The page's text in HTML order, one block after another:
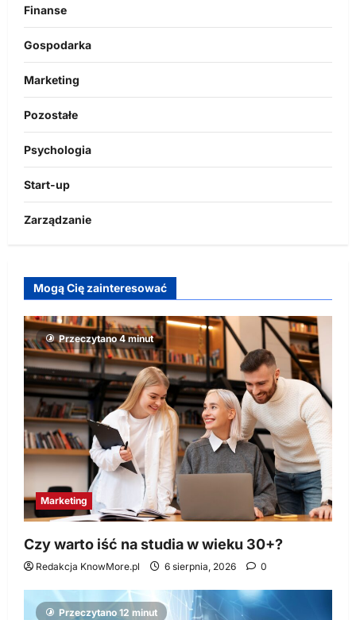
Finanse
Gospodarka
Marketing
Pozostałe
Psychologia
Start-up
Zarządzanie
Mogą Cię zainteresować
Przeczytano 4 minut
Marketing
Czy warto iść na studia w wieku 30+?
Redakcja KnowMore.pl 6 sierpnia, 2026 0
Przeczytano 12 minut